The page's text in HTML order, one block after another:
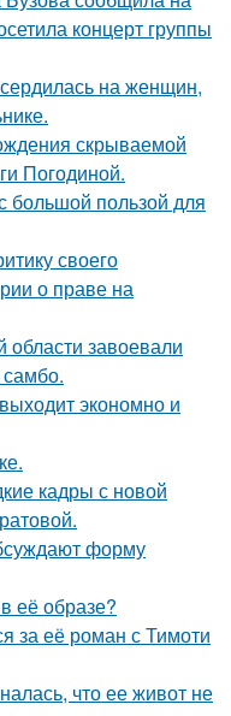
концерт группы
на женщин,
скрываемой
Погодиной.
большой пользой для
своего
о праве на
завоевали
экономно и
кадры с новой
форму
её образе?
за её роман с Тимоти
что ее живот не